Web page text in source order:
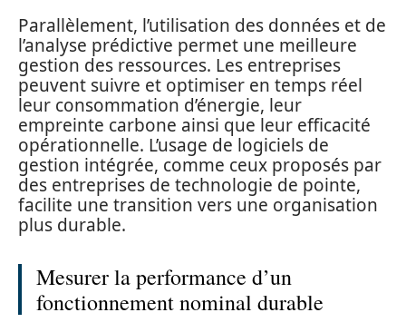
Parallèlement, l’utilisation des données et de
l’analyse prédictive permet une meilleure
gestion des ressources. Les entreprises
peuvent suivre et optimiser en temps réel
leur consommation d’énergie, leur
empreinte carbone ainsi que leur efficacité
opérationnelle. L’usage de logiciels de
gestion intégrée, comme ceux proposés par
des entreprises de technologie de pointe,
facilite une transition vers une organisation
plus durable.
Mesurer la performance d’un
fonctionnement nominal durable